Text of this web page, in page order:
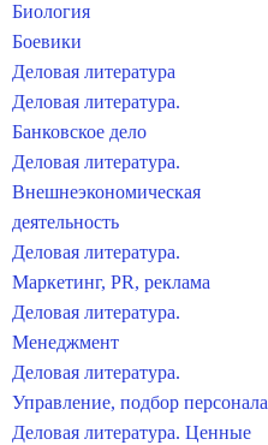
Биология
Боевики
Деловая литература
Деловая литература.
Банковское дело
Деловая литература.
Внешнеэкономическая
деятельность
Деловая литература.
Маркетинг, PR, реклама
Деловая литература.
Менеджмент
Деловая литература.
Управление, подбор персонала
Деловая литература. Ценные